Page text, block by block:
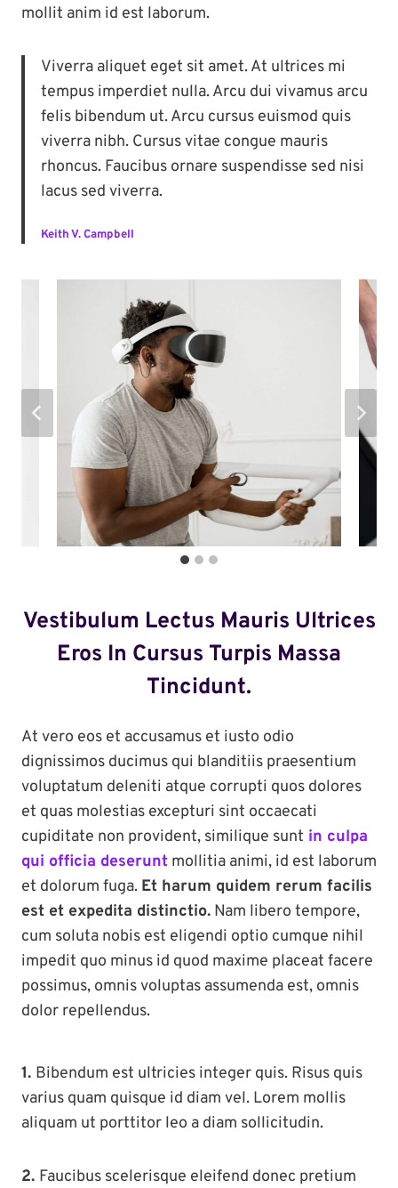
mollit anim id est laborum.
Viverra aliquet eget sit amet. At ultrices mi
tempus imperdiet nulla. Arcu dui vivamus arcu
felis bibendum ut. Arcu cursus euismod quis
viverra nibh. Cursus vitae congue mauris
rhoncus. Faucibus ornare suspendisse sed nisi
lacus sed viverra.
Keith V. Campbell
Vestibulum Lectus Mauris Ultrices
Eros In Cursus Turpis Massa
Tincidunt.
At vero eos et accusamus et iusto odio
dignissimos ducimus qui blanditiis praesentium
voluptatum deleniti atque corrupti quos dolores
et quas molestias excepturi sint occaecati
cupiditate non provident, similique sunt in culpa
qui officia deserunt mollitia animi, id est laborum
et dolorum fuga. Et harum quidem rerum facilis
est et expedita distinctio. Nam libero tempore,
cum soluta nobis est eligendi optio cumque nihil
impedit quo minus id quod maxime placeat facere
possimus, omnis voluptas assumenda est, omnis
dolor repellendus.
1. Bibendum est ultricies integer quis. Risus quis
varius quam quisque id diam vel. Lorem mollis
aliquam ut porttitor leo a diam sollicitudin.
2. Faucibus scelerisque eleifend donec pretium